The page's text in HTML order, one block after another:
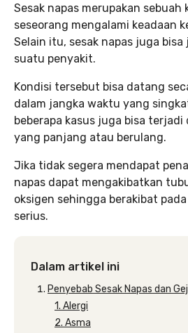
Sesak napas merupakan sebuah
seseorang mengalami keadaan
Selain itu, sesak napas juga
suatu penyakit.
Kondisi tersebut bisa datang
dalam jangka waktu yang
beberapa kasus juga bisa
yang panjang atau berulang.
Jika tidak segera mendapat
napas dapat mengakibatkan
oksigen sehingga berakibat
serius.
Dalam artikel ini
Penyebab Sesak Napas dan
1. Alergi
2. Asma